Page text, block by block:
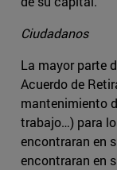
Ciudadanos
La mayor parte
Acuerdo de
mantenimiento
trabajo…) para
encontraran en
encontraran en